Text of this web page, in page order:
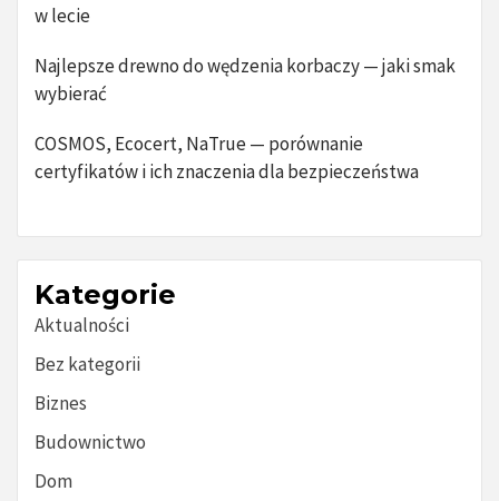
w lecie
Najlepsze drewno do wędzenia korbaczy — jaki smak
wybierać
COSMOS, Ecocert, NaTrue — porównanie
certyfikatów i ich znaczenia dla bezpieczeństwa
Kategorie
Aktualności
Bez kategorii
Biznes
Budownictwo
Dom